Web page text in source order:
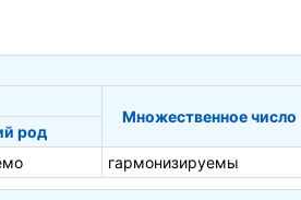
Множественное число
род
гармонизируемы